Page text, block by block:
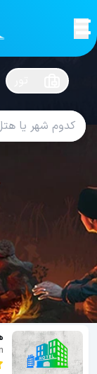
هتل های وان
لحظه آخر